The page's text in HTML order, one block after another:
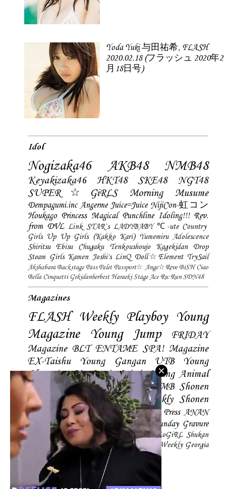
Yoda Yuki 与田祐希, FLASH
2020.02.18 (フラッシュ 2020年2
月18日号)
Idol
Nogizaka46 AKB48 NMB48
Keyakizaka46 HKT48 SKE48
NGT48
SUPER☆GiRLS
Morning Musume
Dempagumi.inc Angerme Juice=Juice NijiCon-虹コン
Houkago Princess Magical Punchline Idoling!!! Rev.
from DVL Link STAR`s LADYBABY ℃-ute Country
Girls Up Up Girls (Kakko Kari) Yumemiru Adolescence
Shiritsu Ebisu Chugaku
Tenkoushoujo Kagekidan
Drop
Steam Girls Kamen Joshi's LinQ Doll☆Element TrySail
Akihabara Backstage Pass Palet Passport☆ Ange☆Reve BiSH Ciao
Bella Cinquetti Gekidanherbest Haraeki Stage Ace Ru:Run SDN48
Magazines
FLASH Weekly Playboy Young
Magazine
Young Jump
FRIDAY
Magazine BLT ENTAME SPA! Magazine
EX-Taishu
Young Gangan UTB
Young
Champion Big Comic Spirtis Young Animal
Shonen Magazine BUBKA BOMB Shonen
Champion Manga Action Weekly Shonen
Sunday Photobooks BRODY Hustle Press ANAN
Magazine SMART Magazine Young Sunday Gravure
The Television
CD&DL My Girl Daily LoGiRL Shukan
Girls! Magazine Soccer Game King Weekly Georgia
Sunday Magazine Mery Magazine